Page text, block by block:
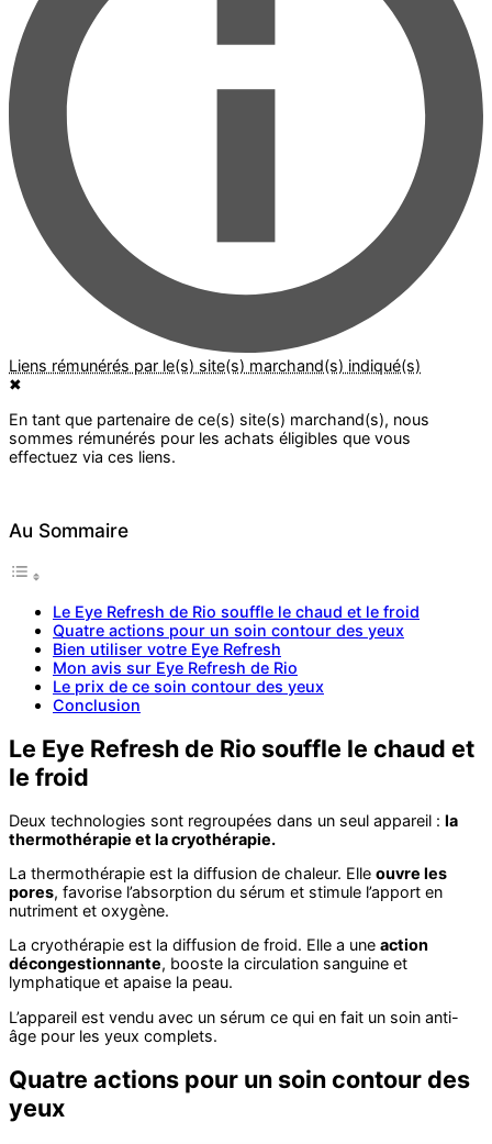
✖
Au Sommaire
Le Eye Refresh de Rio souffle le chaud et le froid
Quatre actions pour un soin contour des yeux
Bien utiliser votre Eye Refresh
Mon avis sur Eye Refresh de Rio
Le prix de ce soin contour des yeux
Conclusion
Le Eye Refresh de Rio souffle le chaud et
le froid
Deux technologies sont regroupées dans un seul appareil : la
thermothérapie et la cryothérapie.
La thermothérapie est la diffusion de chaleur. Elle ouvre les
pores, favorise l’absorption du sérum et stimule l’apport en
nutriment et oxygène.
La cryothérapie est la diffusion de froid. Elle a une action
décongestionnante, booste la circulation sanguine et
lymphatique et apaise la peau.
L’appareil est vendu avec un sérum ce qui en fait un soin anti-
âge pour les yeux complets.
Quatre actions pour un soin contour des
yeux